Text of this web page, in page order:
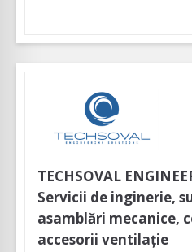
TECHSOVAL
Servicii de inginerie,
asamblări mecanice,
accesorii ventilație